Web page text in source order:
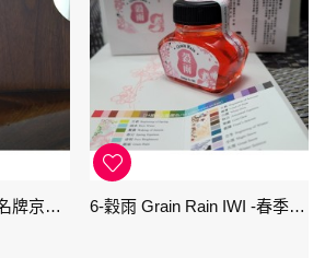
KO-0107 秘色 -日本名牌京の音樽裝鋼筆墨水 4573356130234 - 40ml 6-穀雨 Grain Rain IWI -春季-24節氣色澤鋼筆墨水